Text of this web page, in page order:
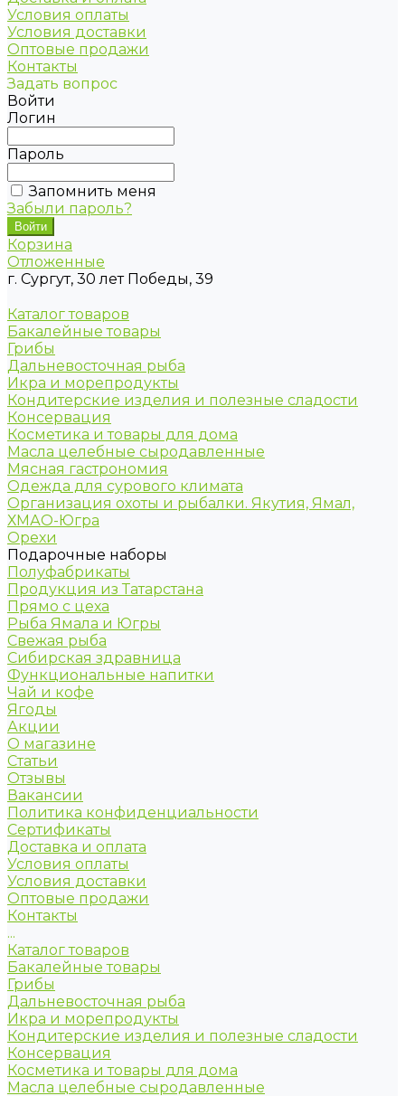
Условия оплаты
Условия доставки
Оптовые продажи
Контакты
Задать вопрос
Войти
Логин
Пароль
Запомнить меня
Забыли пароль?
Корзина
Отложенные
г. Сургут, 30 лет Победы, 39
Каталог товаров
Бакалейные товары
Грибы
Дальневосточная рыба
Икра и морепродукты
Кондитерские изделия и полезные сладости
Консервация
Косметика и товары для дома
Масла целебные сыродавленные
Мясная гастрономия
Одежда для сурового климата
Организация охоты и рыбалки. Якутия, Ямал,
ХМАО-Югра
Орехи
Подарочные наборы
Полуфабрикаты
Продукция из Татарстана
Прямо с цеха
Рыба Ямала и Югры
Свежая рыба
Сибирская здравница
Функциональные напитки
Чай и кофе
Ягоды
Акции
О магазине
Статьи
Отзывы
Вакансии
Политика конфиденциальности
Сертификаты
Доставка и оплата
Условия оплаты
Условия доставки
Оптовые продажи
Контакты
...
Каталог товаров
Бакалейные товары
Грибы
Дальневосточная рыба
Икра и морепродукты
Кондитерские изделия и полезные сладости
Консервация
Косметика и товары для дома
Масла целебные сыродавленные